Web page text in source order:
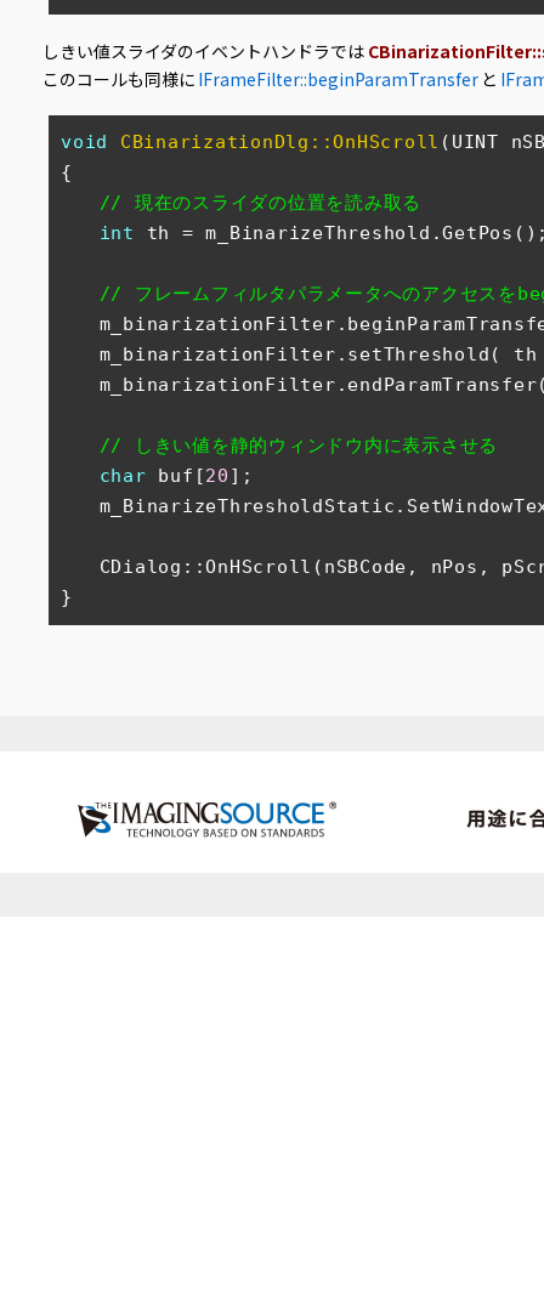
しきい値スライダのイベントハンドラでは
このコールも同様に IFrameFilter::beginParamTransfer と
void CBinarizationDlg::OnHScroll (UINT
{
// 現在のスライダの位置を読み取る
int th =
// フレームフィルタパラメータへのアクセス
m_binarizationFilter.setThreshold(
// しきい値を静的ウィンドウ内に表示させる
char buf[20 ];
CDialog::OnHScroll(nSBCode, nPos,
}